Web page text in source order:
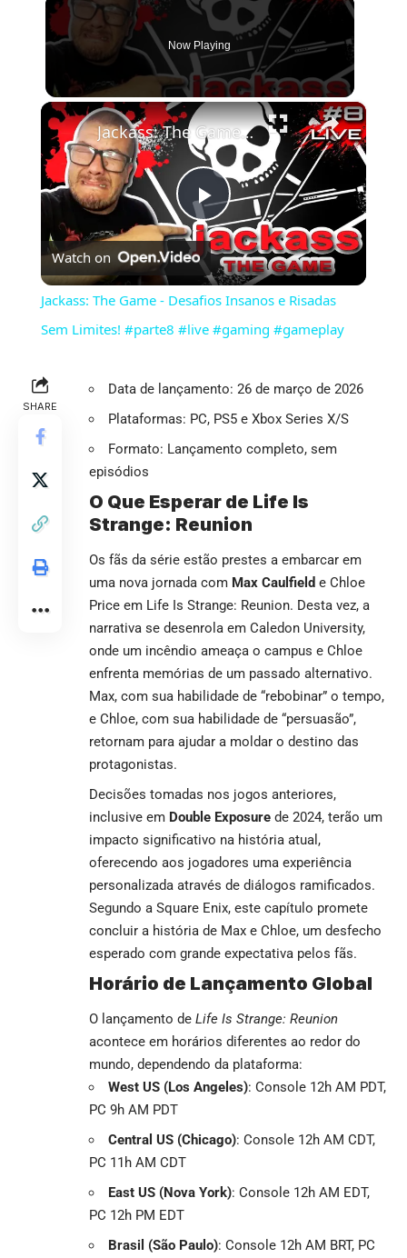
Now Playing
×
Play
Video
Jackass: The Game - Desafios Insanos e Risadas Sem Limites! #parte8 #live #gaming #gameplay
Watch on
Jackass: The Game - Desafios Insanos e Risadas
Sem Limites! #parte8 #live #gaming #gameplay
SHARE
Data de lançamento: 26 de março de 2026
Plataformas: PC, PS5 e Xbox Series X/S
Formato: Lançamento completo, sem
episódios
O Que Esperar de Life Is
Strange: Reunion
Os fãs da série estão prestes a embarcar em
uma nova jornada com Max Caulfield e Chloe
Price em Life Is Strange: Reunion. Desta vez, a
narrativa se desenrola em Caledon University,
onde um incêndio ameaça o campus e Chloe
enfrenta memórias de um passado alternativo.
Max, com sua habilidade de “rebobinar” o tempo,
e Chloe, com sua habilidade de “persuasão”,
retornam para ajudar a moldar o destino das
protagonistas.
Decisões tomadas nos jogos anteriores,
inclusive em Double Exposure de 2024, terão um
impacto significativo na história atual,
oferecendo aos jogadores uma experiência
personalizada através de diálogos ramificados.
Segundo a Square Enix, este capítulo promete
concluir a história de Max e Chloe, um desfecho
esperado com grande expectativa pelos fãs.
Horário de Lançamento Global
O lançamento de Life Is Strange: Reunion
acontece em horários diferentes ao redor do
mundo, dependendo da plataforma:
West US (Los Angeles): Console 12h AM PDT,
PC 9h AM PDT
Central US (Chicago): Console 12h AM CDT,
PC 11h AM CDT
East US (Nova York): Console 12h AM EDT,
PC 12h PM EDT
Brasil (São Paulo): Console 12h AM BRT, PC